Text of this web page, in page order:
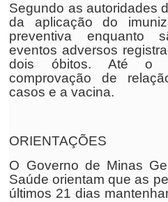
Segundo as autoridades
da aplicação do
preventiva enquanto
eventos adversos
dois óbitos. Até o
comprovação de
casos e a vacina.
ORIENTAÇÕES
O Governo de Minas
Saúde orientam que as
últimos 21 dias